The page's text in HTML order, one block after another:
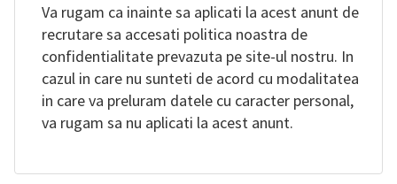
Va rugam ca inainte sa aplicati la acest anunt de
recrutare sa accesati politica noastra de
confidentialitate prevazuta pe site-ul nostru. In
cazul in care nu sunteti de acord cu modalitatea
in care va preluram datele cu caracter personal,
va rugam sa nu aplicati la acest anunt.